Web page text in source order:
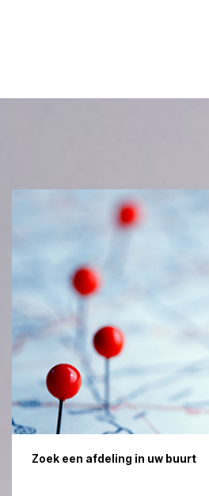
Zoek een afdeling in uw buurt